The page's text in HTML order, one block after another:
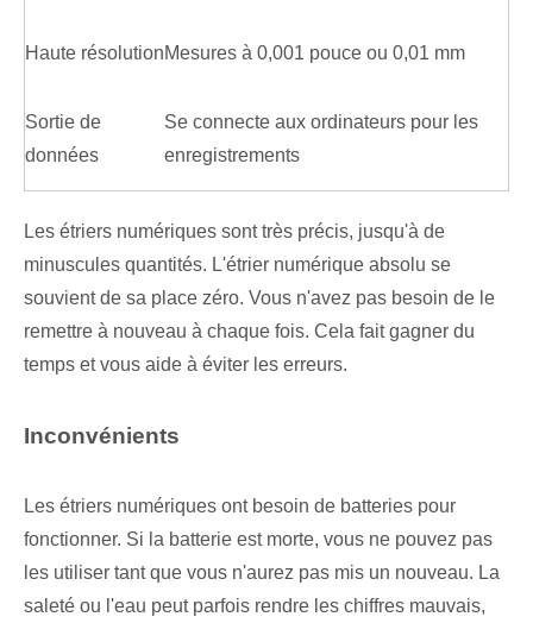
Haute résolutionMesures à 0,001 pouce ou 0,01 mm
Sortie de
données
Se connecte aux ordinateurs pour les
enregistrements
Les étriers numériques sont très précis, jusqu'à de
minuscules quantités. L'étrier numérique absolu se
souvient de sa place zéro. Vous n'avez pas besoin de le
remettre à nouveau à chaque fois. Cela fait gagner du
temps et vous aide à éviter les erreurs.
Inconvénients
Les étriers numériques ont besoin de batteries pour
fonctionner. Si la batterie est morte, vous ne pouvez pas
les utiliser tant que vous n'aurez pas mis un nouveau. La
saleté ou l'eau peut parfois rendre les chiffres mauvais,